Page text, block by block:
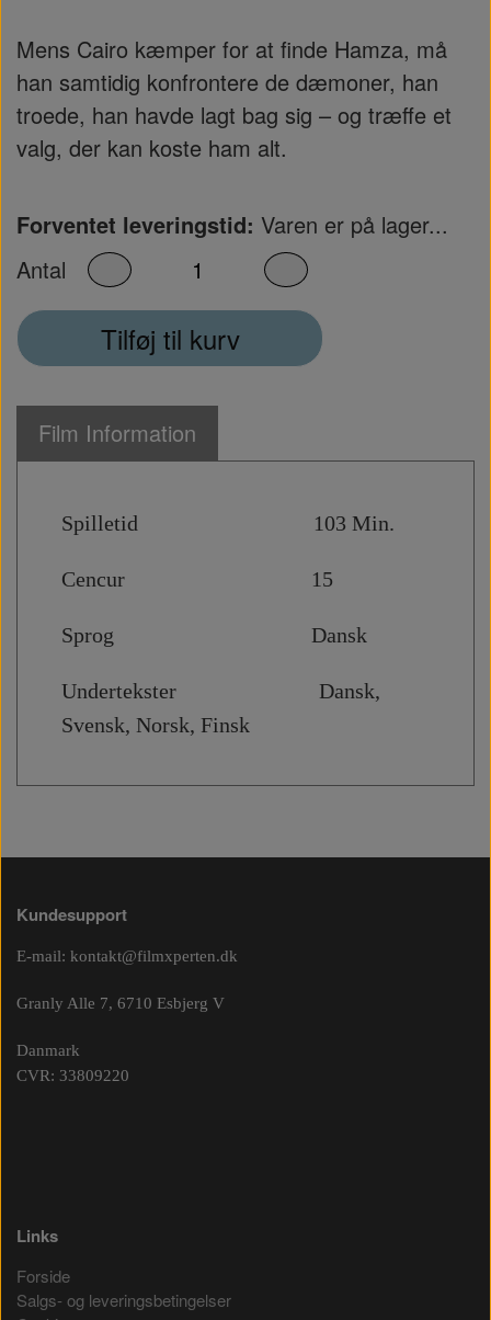
Mens Cairo kæmper for at finde Hamza, må
han samtidig konfrontere de dæmoner, han
troede, han havde lagt bag sig – og træffe et
valg, der kan koste ham alt.
Forventet leveringstid: Varen er på lager...
Antal
Tilføj til kurv
Film Information
Spilletid 103 Min.
Cencur 15
Sprog Dansk
Undertekster Dansk,
Svensk, Norsk, Finsk
Kundesupport
E-mail: kontakt@filmxperten.dk
Granly Alle 7, 6710 Esbjerg V
Danmark
CVR: 33809220
Links
Forside
Salgs- og leveringsbetingelser